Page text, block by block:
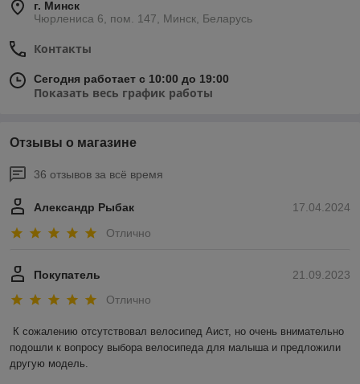
г. Минск
Чюрлениса 6, пом. 147, Минск, Беларусь
Контакты
Сегодня работает с 10:00 до 19:00
Показать весь график работы
Отзывы о магазине
36 отзывов за всё время
17.04.2024
Александр Рыбак
Отлично
21.09.2023
Покупатель
Отлично
К сожалению отсутствовал велосипед Аист, но очень внимательно
подошли к вопросу выбора велосипеда для малыша и предложили
другую модель.